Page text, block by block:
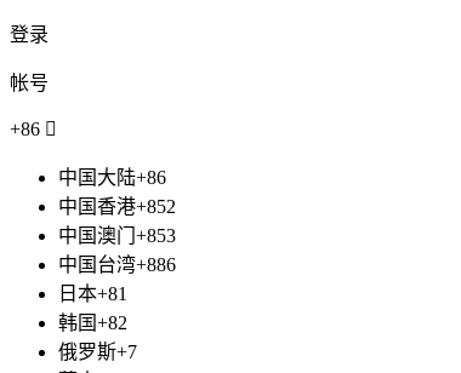
登录
帐号
+86 
中国大陆+86
中国香港+852
中国澳门+853
中国台湾+886
日本+81
韩国+82
俄罗斯+7